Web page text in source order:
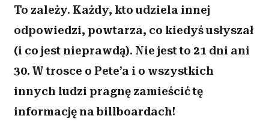
To zależy. Każdy, kto udziela innej
odpowiedzi, powtarza, co kiedyś usłyszał
(i co jest nieprawdą). Nie jest to 21 dni ani
30. W trosce o Pete’a i o wszystkich
innych ludzi pragnę zamieścić tę
informację na billboardach!